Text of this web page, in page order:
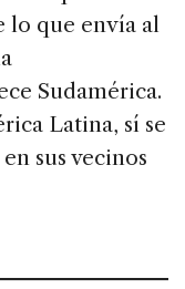
lo que envía al
Sudamérica.
Latina, sí se
sus vecinos